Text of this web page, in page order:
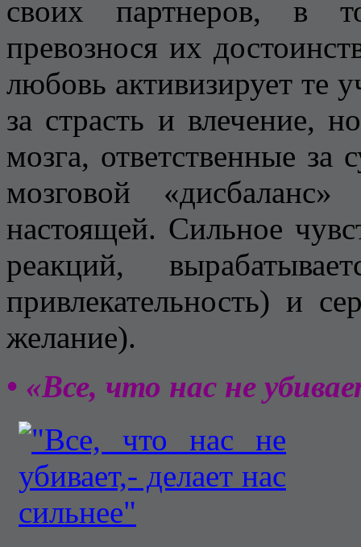
своих партнеров, в
превознося их
любовь активизирует те
за страсть и влечение,
мозга, ответственные
мозговой
настоящей. Сильное
реакций,
привлекательность) и
желание).
• «Все, что нас не